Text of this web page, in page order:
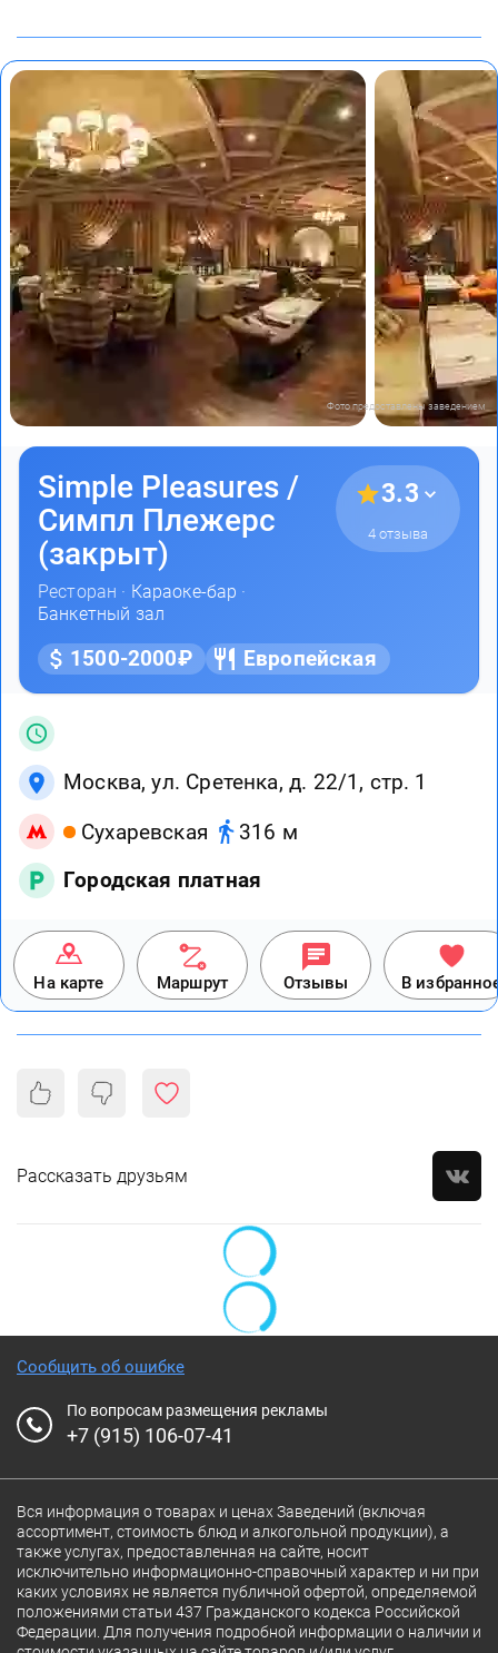
Фото предоставлены заведением
Simple Pleasures /
Симпл Плежерс
(закрыт)
Ресторан · Караоке-бар ·
Банкетный зал
3.3
4 отзыва
1500-2000₽ Европейская
Москва, ул. Сретенка, д. 22/1, стр. 1
Сухаревская
316 м
Городская платная
На карте Маршрут Отзывы В
Рассказать друзьям
Сообщить об ошибке
По вопросам размещения рекламы
+7 (915) 106-07-41
Вся информация о товарах и ценах Заведений (включая
ассортимент, стоимость блюд и алкогольной продукции), а
также услугах, предоставленная на сайте, носит
исключительно информационно-справочный характер и ни при
каких условиях не является публичной офертой, определяемой
положениями статьи 437 Гражданского кодекса Российской
Федерации. Для получения подробной информации о наличии и